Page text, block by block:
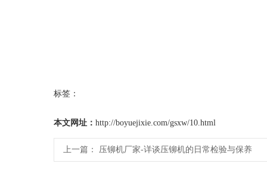
标签：
本文网址： http://boyuejixie.com/gsxw/10.html
上一篇： 压铆机厂家-详谈压铆机的日常检验与保养